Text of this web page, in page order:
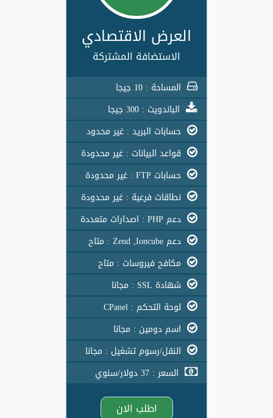
العرض الاقتصادي
الاستضافة المشتركة
المساحة : 10 جيجا
الباندويث : 300 جيجا
حسابات البريد : غير محدود
قواعد البيانات : غير محدودة
حسابات FTP : غير محدودة
نطاقات فرعية : غير محدودة
دعم PHP : اصدارات متعددة
دعم Zend ,Ioncube : متاح
مكافح فيروسات : متاح
شهادة SSL : مجانا
لوحة التحكم : CPanel
اسم دومين : مجانا
النقل/رسوم تشغيل : مجانا
السعر : 37 دولار/سنوي
اطلب الان